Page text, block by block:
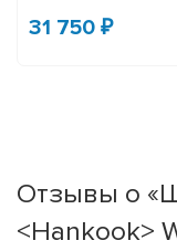
31 750 ₽
Отзывы о
<Hankook>